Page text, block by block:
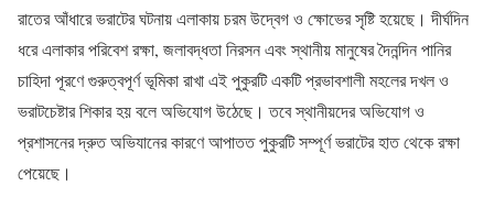
রাতের আঁধারে ভরাটের ঘটনায় এলাকায় চরম উদ্বেগ ও ক্ষোভের সৃষ্টি হয়েছে। দীর্ঘদিন
ধরে এলাকার পরিবেশ রক্ষা, জলাবদ্ধতা নিরসন এবং স্থানীয় মানুষের দৈনন্দিন পানির
চাহিদা পূরণে গুরুত্বপূর্ণ ভূমিকা রাখা এই পুকুরটি একটি প্রভাবশালী মহলের দখল ও
ভরাটচেষ্টার শিকার হয় বলে অভিযোগ উঠেছে। তবে স্থানীয়দের অভিযোগ ও
প্রশাসনের দ্রুত অভিযানের কারণে আপাতত পুকুরটি সম্পূর্ণ ভরাটের হাত থেকে রক্ষা
পেয়েছে।